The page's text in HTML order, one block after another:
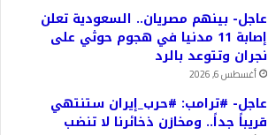
عاجل- بينهم مصريان.. السعودية تعلن
إصابة 11 مدنيا في هجوم حوثي على
نجران وتتوعد بالرد
أغسطس 6, 2026
عاجل- #ترامب: #حرب_إيران ستنتهي
قريباً جداً.. ومخازن ذخائرنا لا تنضب